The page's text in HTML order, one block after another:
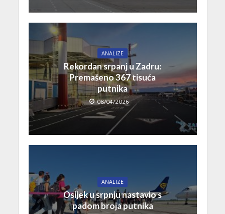
ANALIZE
Rekordan srpanj u Zadru:
Premašeno 367 tisuća
putnika
08/04/2026
ANALIZE
Osijek u srpnju nastavio s
padom broja putnika